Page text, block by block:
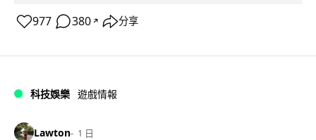
977 380 ↗ 分享
科技娛樂 遊戲情報
Lawton 1 日